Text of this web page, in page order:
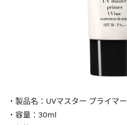
・製品名：UVマスター プライマー
・容量：30ml